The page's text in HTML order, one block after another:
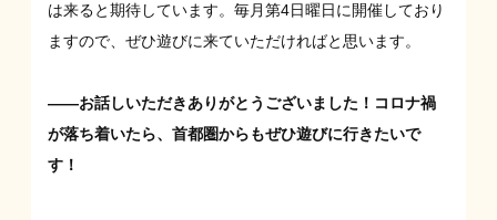
は来ると期待しています。毎月第4日曜日に開催しており
ますので、ぜひ遊びに来ていただければと思います。
――お話しいただきありがとうございました！コロナ禍
が落ち着いたら、首都圏からもぜひ遊びに行きたいで
す！